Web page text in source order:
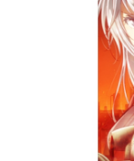
【86本